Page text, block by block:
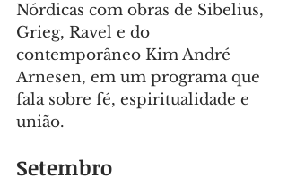
Nórdicas com obras de Sibelius,
Grieg, Ravel e do
contemporâneo Kim André
Arnesen, em um programa que
fala sobre fé, espiritualidade e
união.
Setembro